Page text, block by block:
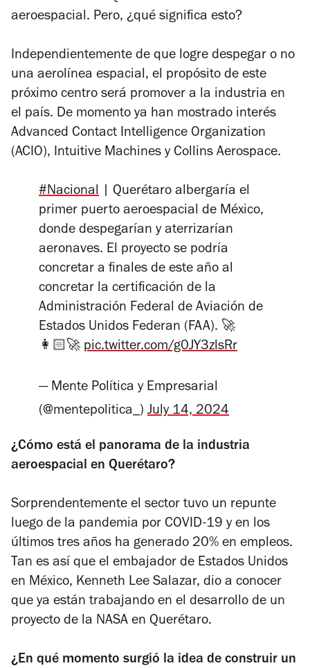
aeroespacial. Pero, ¿qué significa esto?
Independientemente de que logre despegar o no
una aerolínea espacial, el propósito de este
próximo centro será promover a la industria en
el país. De momento ya han mostrado interés
Advanced Contact Intelligence Organization
(ACIO), Intuitive Machines y Collins Aerospace.
#Nacional | Querétaro albergaría el
primer puerto aeroespacial de México,
donde despegarían y aterrizarían
aeronaves. El proyecto se podría
concretar a finales de este año al
concretar la certificación de la
Administración Federal de Aviación de
Estados Unidos Federan (FAA). 🚀
👩🏻‍🚀 pic.twitter.com/g0JY3zlsRr
— Mente Política y Empresarial
(@mentepolitica_) July 14, 2024
¿Cómo está el panorama de la industria
aeroespacial en Querétaro?
Sorprendentemente el sector tuvo un repunte
luego de la pandemia por COVID-19 y en los
últimos tres años ha generado 20% en empleos.
Tan es así que el embajador de Estados Unidos
en México, Kenneth Lee Salazar, dio a conocer
que ya están trabajando en el desarrollo de un
proyecto de la NASA en Querétaro.
¿En qué momento surgió la idea de construir un